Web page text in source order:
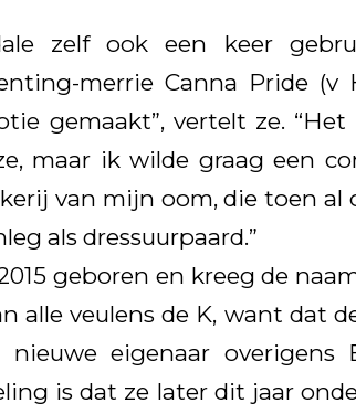
zelf ook een keer
merrie Canna Pride (v
gemaakt”, vertelt ze.
maar ik wilde graag een
van mijn oom, die toen al
als dressuurpaard.”
geboren en kreeg de
alle veulens de K, want dat
eigenaar overigens
is dat ze later dit jaar